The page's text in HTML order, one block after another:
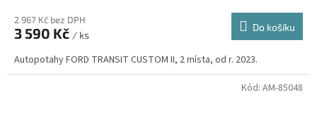
2 967 Kč bez DPH
3 590 Kč / ks
Do košíku
Autopotahy FORD TRANSIT CUSTOM II, 2 místa, od r. 2023.
Kód: AM-85048